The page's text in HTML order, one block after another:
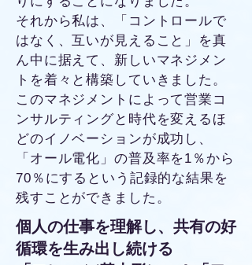
それから私は、「コントロールで
はなく、互いが見えること」を真
ん中に据えて、新しいマネジメン
トを着々と構築していきました。
このマネジメントによって営業コ
ンサルティングと時代を変えるほ
どのイノベーションが成功し、
「オール電化」の普及率を1％から
70％にするという記録的な結果を
残すことができました。
個人の仕事を理解し、共有の好
循環を生み出し続ける